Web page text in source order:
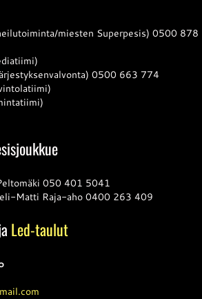
miesten Superpesis) 0500 878
0500 663 774
050 401 5041
Matti Raja-aho 0400 263 409
Led-taulut